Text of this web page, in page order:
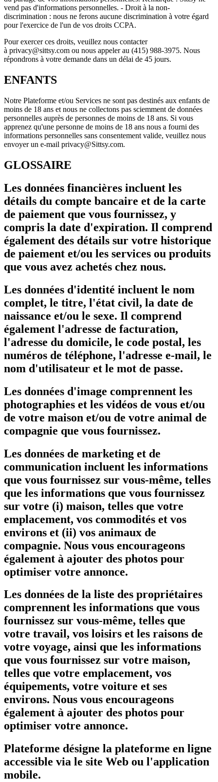
vend pas d'informations personnelles. - Droit à la non-
discrimination : nous ne ferons aucune discrimination à votre égard
pour l'exercice de l'un de vos droits CCPA.
Pour exercer ces droits, veuillez nous contacter
à privacy@sittsy.com ou nous appeler au (415) 988-3975. Nous
répondrons à votre demande dans un délai de 45 jours.
ENFANTS
Notre Plateforme et/ou Services ne sont pas destinés aux enfants de
moins de 18 ans et nous ne collectons pas sciemment de données
personnelles auprès de personnes de moins de 18 ans. Si vous
apprenez qu'une personne de moins de 18 ans nous a fourni des
informations personnelles sans consentement valide, veuillez nous
envoyer un e-mail privacy@Sittsy.com.
GLOSSAIRE
Les données financières incluent les
détails du compte bancaire et de la carte
de paiement que vous fournissez, y
compris la date d'expiration. Il comprend
également des détails sur votre historique
de paiement et/ou les services ou produits
que vous avez achetés chez nous.
Les données d'identité incluent le nom
complet, le titre, l'état civil, la date de
naissance et/ou le sexe. Il comprend
également l'adresse de facturation,
l'adresse du domicile, le code postal, les
numéros de téléphone, l'adresse e-mail, le
nom d'utilisateur et le mot de passe.
Les données d'image comprennent les
photographies et les vidéos de vous et/ou
de votre maison et/ou de votre animal de
compagnie que vous fournissez.
Les données de marketing et de
communication incluent les informations
que vous fournissez sur vous-même, telles
que les informations que vous fournissez
sur votre (i) maison, telles que votre
emplacement, vos commodités et vos
environs et (ii) vos animaux de
compagnie. Nous vous encourageons
également à ajouter des photos pour
optimiser votre annonce.
Les données de la liste des propriétaires
comprennent les informations que vous
fournissez sur vous-même, telles que
votre travail, vos loisirs et les raisons de
votre voyage, ainsi que les informations
que vous fournissez sur votre maison,
telles que votre emplacement, vos
équipements, votre voiture et ses
environs. Nous vous encourageons
également à ajouter des photos pour
optimiser votre annonce.
Plateforme désigne la plateforme en ligne
accessible via le site Web ou l'application
mobile.